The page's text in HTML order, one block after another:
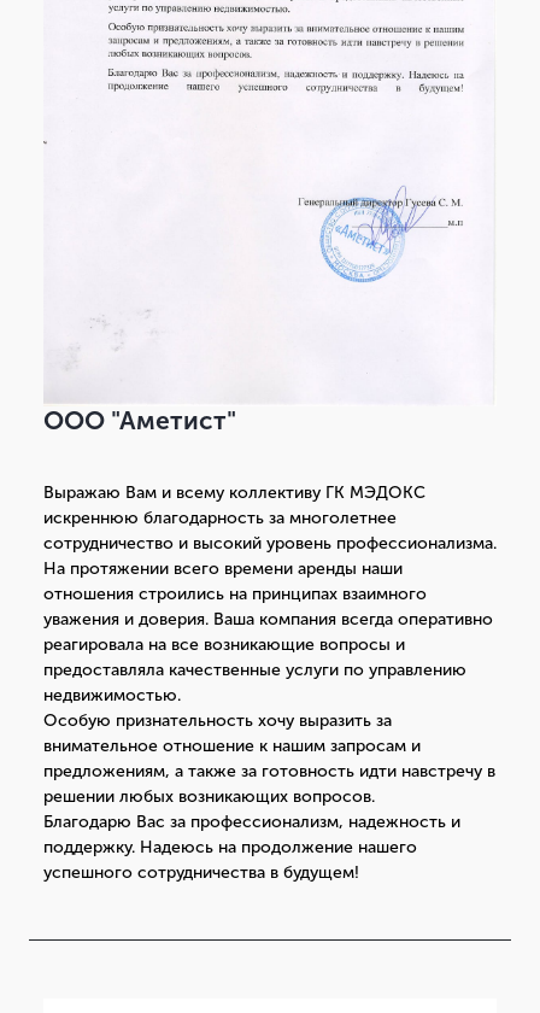
ООО "Аметист"
Выражаю Вам и всему коллективу ГК МЭДОКС
искреннюю благодарность за многолетнее
сотрудничество и высокий уровень профессионализма.
На протяжении всего времени аренды наши
отношения строились на принципах взаимного
уважения и доверия. Ваша компания всегда оперативно
реагировала на все возникающие вопросы и
предоставляла качественные услуги по управлению
недвижимостью.
Особую признательность хочу выразить за
внимательное отношение к нашим запросам и
предложениям, а также за готовность идти навстречу в
решении любых возникающих вопросов.
Благодарю Вас за профессионализм, надежность и
поддержку. Надеюсь на продолжение нашего
успешного сотрудничества в будущем!